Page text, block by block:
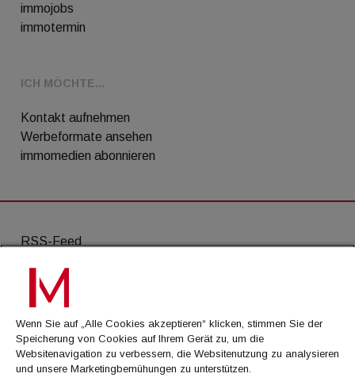
immojobs
immotermin
ICH MÖCHTE...
Kontakt aufnehmen
Werbeformate ansehen
immomedien abonnieren
RSS-Feed
AGB
Datenschutz
Kontakt
Impressum
Wenn Sie auf „Alle Cookies akzeptieren“ klicken, stimmen Sie der
Speicherung von Cookies auf Ihrem Gerät zu, um die
Websitenavigation zu verbessern, die Websitenutzung zu analysieren
und unsere Marketingbemühungen zu unterstützen.